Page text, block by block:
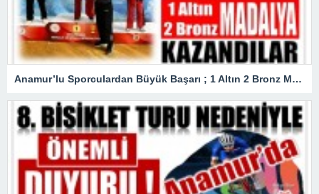
Anamur’lu Sporculardan Büyük Başarı ; 1 Altın 2 Bronz Madalya Kazandılar